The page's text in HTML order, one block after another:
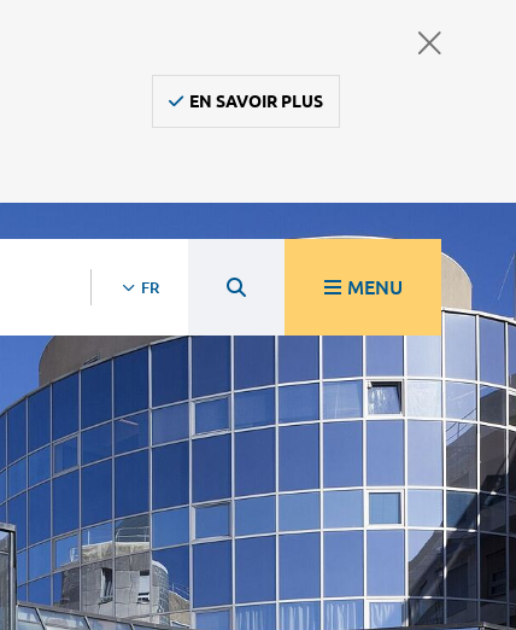
EN SAVOIR PLUS
FR MENU